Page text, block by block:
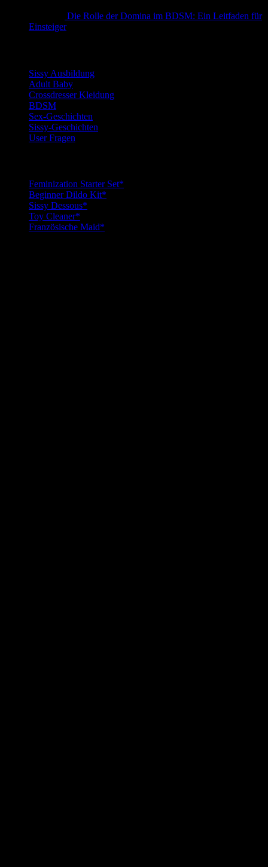
Die Rolle der Domina im BDSM: Ein Leitfaden für
Einsteiger
Sissy Ausbildung
Adult Baby
Crossdresser Kleidung
BDSM
Sex-Geschichten
Sissy-Geschichten
User Fragen
Feminization Starter Set*
Beginner Dildo Kit*
Sissy Dessous*
Toy Cleaner*
Französische Maid*